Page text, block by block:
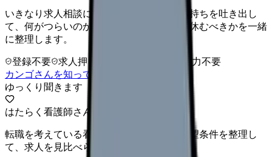
いきなり求人相談には進みません。今の気持ちを吐き出し
て、何がつらいのか、辞めるべきか、少し休むべきかを一緒
に整理します。
登録不要 求人押し売りなし
病院名は入力不要
カンゴさんを知ってから相談する
ゆっくり聞きます
はたらく看護師さん 求人
転職を考えている看護師さんへ。まずは希望条件を整理し
て、求人を見比べられます。